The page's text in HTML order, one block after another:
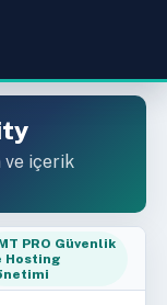
ve içerik
PRO Güvenlik
Hosting